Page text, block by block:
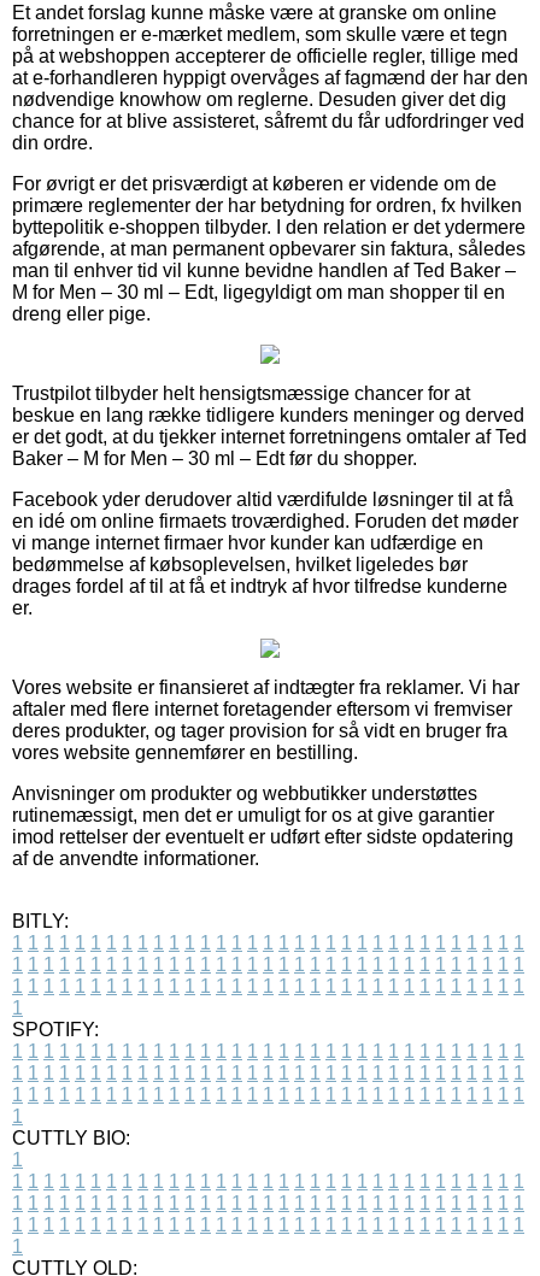
Et andet forslag kunne måske være at granske om online
forretningen er e-mærket medlem, som skulle være et tegn
på at webshoppen accepterer de officielle regler, tillige med
at e-forhandleren hyppigt overvåges af fagmænd der har den
nødvendige knowhow om reglerne. Desuden giver det dig
chance for at blive assisteret, såfremt du får udfordringer ved
din ordre.
For øvrigt er det prisværdigt at køberen er vidende om de
primære reglementer der har betydning for ordren, fx hvilken
byttepolitik e-shoppen tilbyder. I den relation er det ydermere
afgørende, at man permanent opbevarer sin faktura, således
man til enhver tid vil kunne bevidne handlen af Ted Baker –
M for Men – 30 ml – Edt, ligegyldigt om man shopper til en
dreng eller pige.
Trustpilot tilbyder helt hensigtsmæssige chancer for at
beskue en lang række tidligere kunders meninger og derved
er det godt, at du tjekker internet forretningens omtaler af Ted
Baker – M for Men – 30 ml – Edt før du shopper.
Facebook yder derudover altid værdifulde løsninger til at få
en idé om online firmaets troværdighed. Foruden det møder
vi mange internet firmaer hvor kunder kan udfærdige en
bedømmelse af købsoplevelsen, hvilket ligeledes bør
drages fordel af til at få et indtryk af hvor tilfredse kunderne
er.
Vores website er finansieret af indtægter fra reklamer. Vi har
aftaler med flere internet foretagender eftersom vi fremviser
deres produkter, og tager provision for så vidt en bruger fra
vores website gennemfører en bestilling.
Anvisninger om produkter og webbutikker understøttes
rutinemæssigt, men det er umuligt for os at give garantier
imod rettelser der eventuelt er udført efter sidste opdatering
af de anvendte informationer.
BITLY:
1 1 1 1 1 1 1 1 1 1 1 1 1 1 1 1 1 1 1 1 1 1 1 1 1 1 1 1 1 1 1 1 1
1 1 1 1 1 1 1 1 1 1 1 1 1 1 1 1 1 1 1 1 1 1 1 1 1 1 1 1 1 1 1 1 1
1 1 1 1 1 1 1 1 1 1 1 1 1 1 1 1 1 1 1 1 1 1 1 1 1 1 1 1 1 1 1 1 1
1
SPOTIFY:
1 1 1 1 1 1 1 1 1 1 1 1 1 1 1 1 1 1 1 1 1 1 1 1 1 1 1 1 1 1 1 1 1
1 1 1 1 1 1 1 1 1 1 1 1 1 1 1 1 1 1 1 1 1 1 1 1 1 1 1 1 1 1 1 1 1
1 1 1 1 1 1 1 1 1 1 1 1 1 1 1 1 1 1 1 1 1 1 1 1 1 1 1 1 1 1 1 1 1
1
CUTTLY BIO:
1
1 1 1 1 1 1 1 1 1 1 1 1 1 1 1 1 1 1 1 1 1 1 1 1 1 1 1 1 1 1 1 1 1
1 1 1 1 1 1 1 1 1 1 1 1 1 1 1 1 1 1 1 1 1 1 1 1 1 1 1 1 1 1 1 1 1
1 1 1 1 1 1 1 1 1 1 1 1 1 1 1 1 1 1 1 1 1 1 1 1 1 1 1 1 1 1 1 1 1
1
CUTTLY OLD: